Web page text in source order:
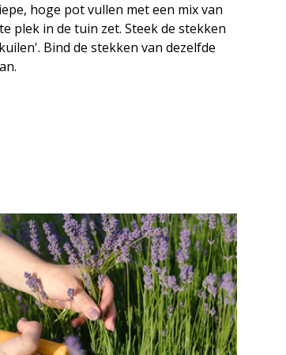
hoge pot vullen met een mix van
plek in de tuin zet. Steek de stekken
Bind de stekken van dezelfde